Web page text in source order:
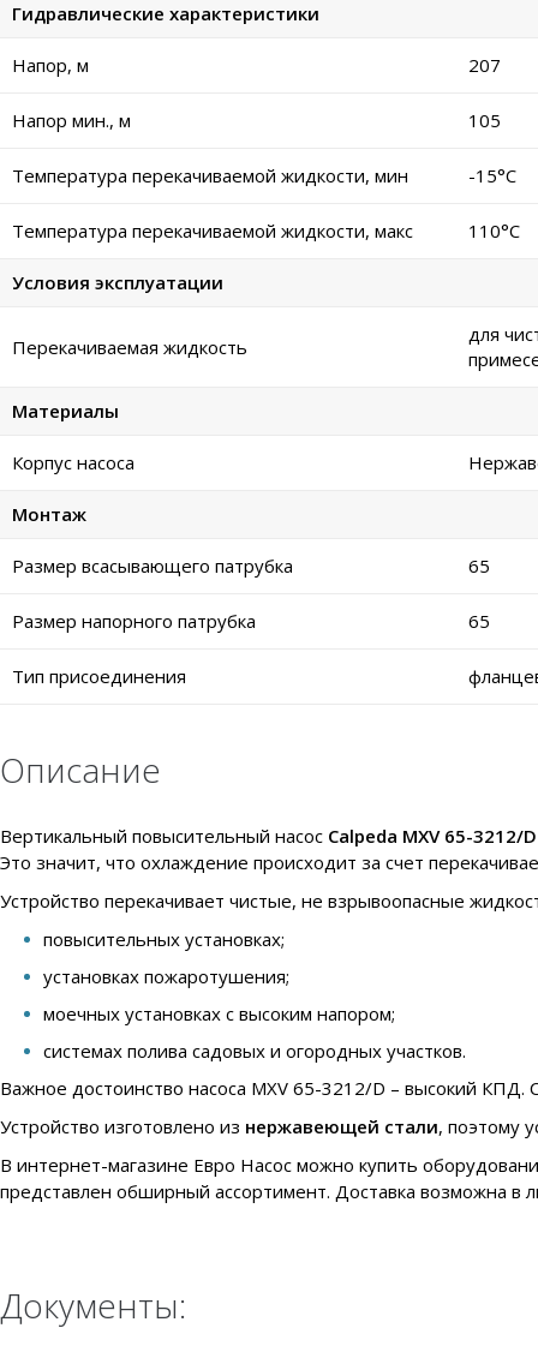
Гидравлические характеристики
Напор, м 207
Напор мин., м 105
Температура перекачиваемой жидкости, мин -15°C
Температура перекачиваемой жидкости, макс 110°C
Условия эксплуатации
Перекачиваемая жидкость
для
Материалы
Корпус насоса
Монтаж
Размер всасывающего патрубка 65
Размер напорного патрубка 65
Тип присоединения
Описание
Вертикальный повысительный насос Calpeda MXV 65-3212/D
Это значит, что охлаждение происходит за счет
Устройство перекачивает чистые, не взрывоопасные
повысительных установках;
установках пожаротушения;
моечных установках с высоким напором;
системах полива садовых и огородных участков.
Важное достоинство насоса MXV 65-3212/D – высокий
Устройство изготовлено из нержавеющей стали, поэтому
В интернет-магазине Евро Насос можно купить
представлен обширный ассортимент. Доставка возможна в
Документы: